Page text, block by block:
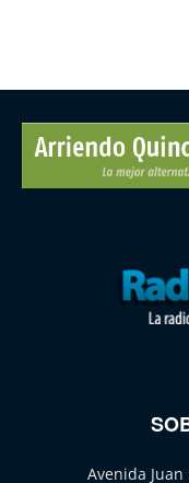
Avenida